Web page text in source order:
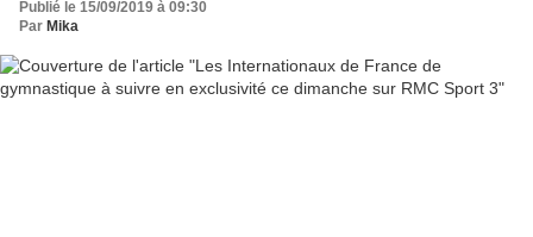
Publié le 15/09/2019 à 09:30
Par Mika